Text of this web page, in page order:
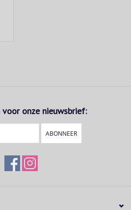
onze nieuwsbrief:
ABONNEER